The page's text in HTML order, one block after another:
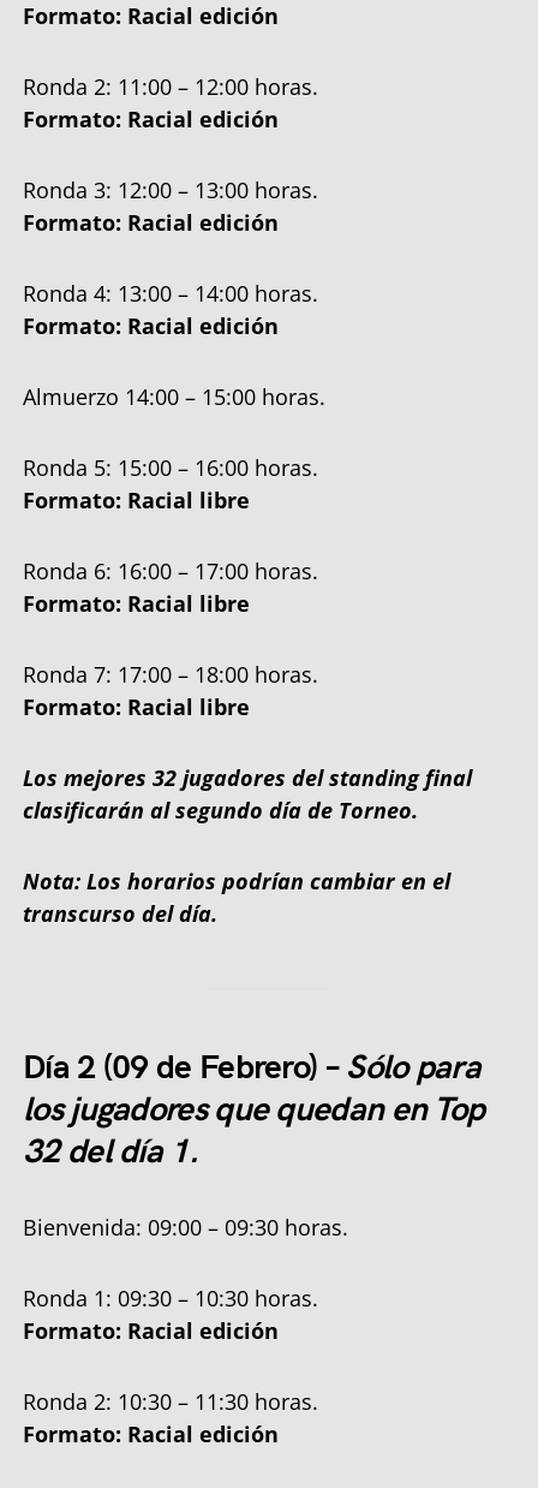
Formato: Racial edición
Ronda 2: 11:00 – 12:00 horas.
Formato: Racial edición
Ronda 3: 12:00 – 13:00 horas.
Formato: Racial edición
Ronda 4: 13:00 – 14:00 horas.
Formato: Racial edición
Almuerzo 14:00 – 15:00 horas.
Ronda 5: 15:00 – 16:00 horas.
Formato: Racial libre
Ronda 6: 16:00 – 17:00 horas.
Formato: Racial libre
Ronda 7: 17:00 – 18:00 horas.
Formato: Racial libre
Los mejores 32 jugadores del standing final
clasificarán al segundo día de Torneo.
Nota: Los horarios podrían cambiar en el
transcurso del día.
Día 2 (09 de Febrero) – Sólo para
los jugadores que quedan en Top
32 del día 1.
Bienvenida: 09:00 – 09:30 horas.
Ronda 1: 09:30 – 10:30 horas.
Formato: Racial edición
Ronda 2: 10:30 – 11:30 horas.
Formato: Racial edición